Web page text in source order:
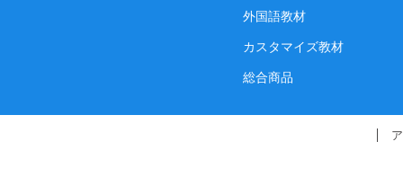
外国語教材
カスタマイズ教材
総合商品